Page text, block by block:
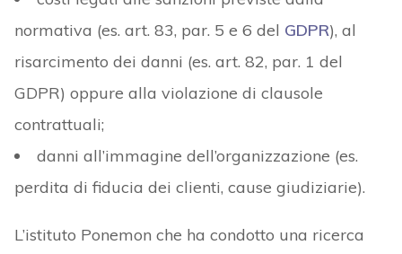
normativa (es. art. 83, par. 5 e 6 del GDPR), al
risarcimento dei danni (es. art. 82, par. 1 del
GDPR) oppure alla violazione di clausole
contrattuali;
danni all’immagine dell’organizzazione (es.
perdita di fiducia dei clienti, cause giudiziarie).
L’istituto Ponemon che ha condotto una ricerca